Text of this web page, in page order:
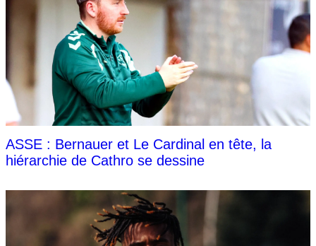
ASSE : Bernauer et Le Cardinal en tête, la
hiérarchie de Cathro se dessine